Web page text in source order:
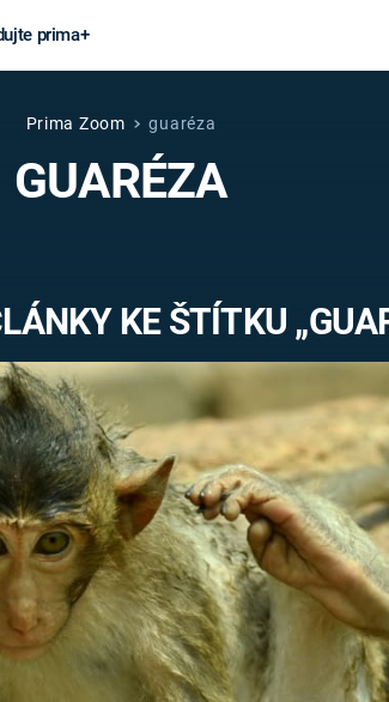
prima+
a
VÁLEČNÉ
a
A
PŘÍBĚHY
DĚJIN
FILMY
REALITA
HORORY
REALITA
OPTICKÉ
Prima Zoom guaréza
GUARÉZA
KE ŠTÍTKU